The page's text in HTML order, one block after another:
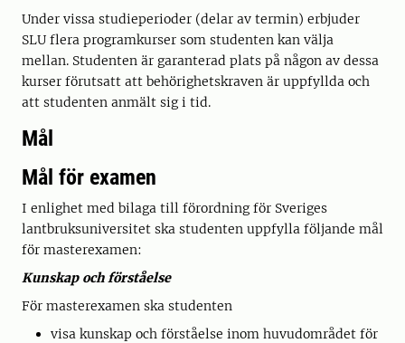
Under vissa studieperioder (delar av termin) erbjuder
SLU flera programkurser som studenten kan välja
mellan. Studenten är garanterad plats på någon av dessa
kurser förutsatt att behörighetskraven är uppfyllda och
att studenten anmält sig i tid.
Mål
Mål för examen
I enlighet med bilaga till förordning för Sveriges
lantbruksuniversitet ska studenten uppfylla följande mål
för masterexamen:
Kunskap och förståelse
För masterexamen ska studenten
visa kunskap och förståelse inom huvudområdet för